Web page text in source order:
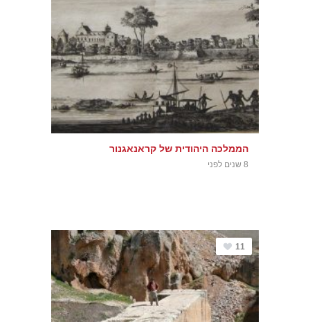
הממלכה היהודית של קראנאגנור
8 שנים לפני
11